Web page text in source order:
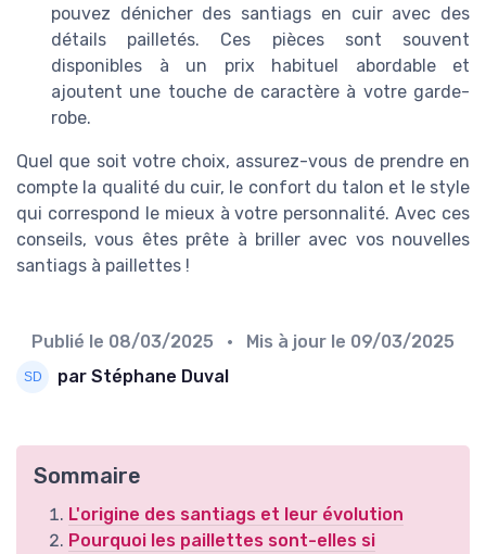
pouvez dénicher des santiags en cuir avec des
détails pailletés. Ces pièces sont souvent
disponibles à un prix habituel abordable et
ajoutent une touche de caractère à votre garde-
robe.
Quel que soit votre choix, assurez-vous de prendre en
compte la qualité du cuir, le confort du talon et le style
qui correspond le mieux à votre personnalité. Avec ces
conseils, vous êtes prête à briller avec vos nouvelles
santiags à paillettes !
Publié le 08/03/2025 • Mis à jour le 09/03/2025
par Stéphane Duval
Sommaire
L'origine des santiags et leur évolution
Pourquoi les paillettes sont-elles si